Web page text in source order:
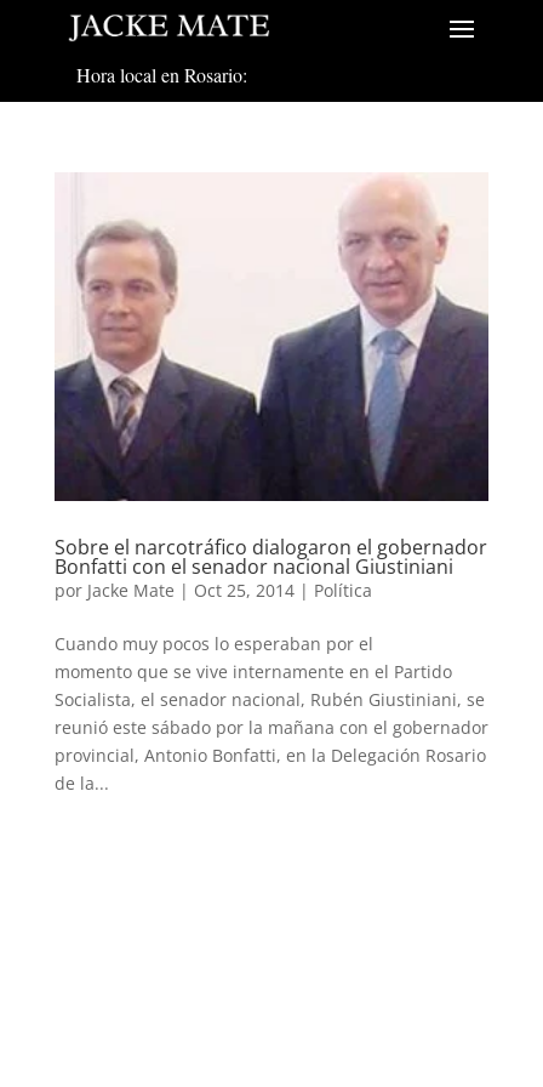
Hora local en Rosario:
Sobre el narcotráfico dialogaron el gobernador
Bonfatti con el senador nacional Giustiniani
por Jacke Mate | Oct 25, 2014| Política
Cuando muy pocos lo esperaban por el
momento que se vive internamente en el Partido
Socialista, el senador nacional, Rubén Giustiniani, se
reunió este sábado por la mañana con el gobernador
provincial, Antonio Bonfatti, en la Delegación Rosario
de la...